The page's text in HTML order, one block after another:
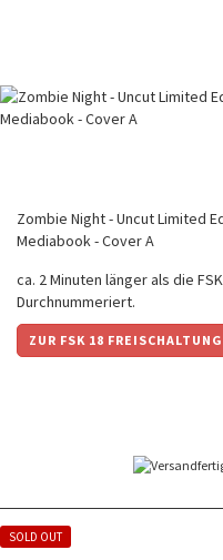
Zombie Night - Uncut Limited
Mediabook - Cover A
ca. 2 Minuten länger als die
Durchnummeriert.
ZUR FSK 18 FREISCHALTUNG
SOLD OUT